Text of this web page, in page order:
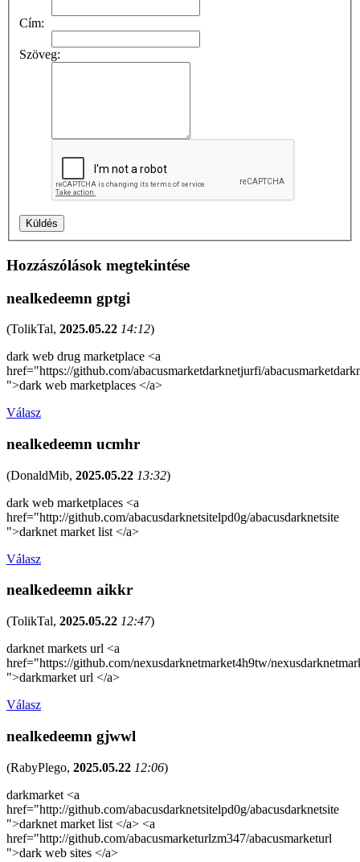
Cím:
Szöveg:
Hozzászólások megtekintése
nealkedeemn gptgi
(TolikTal, 2025.05.22 14:12)
dark web drug marketplace <a
href="https://github.com/abacusmarketdarknetjurfi/
">dark web marketplaces </a>
Válasz
nealkedeemn ucmhr
(DonaldMib, 2025.05.22 13:32)
dark web marketplaces <a
href="http://github.com/abacusdarknetsitelpd0g/abacusdarknetsite
">darknet market list </a>
Válasz
nealkedeemn aikkr
(TolikTal, 2025.05.22 12:47)
darknet markets url <a
href="https://github.com/nexusdarknetmarket4h9tw/
">darkmarket url </a>
Válasz
nealkedeemn gjwwl
(RabyPlego, 2025.05.22 12:06)
darkmarket <a
href="http://github.com/abacusdarknetsitelpd0g/abacusdarknetsite
">darknet market list </a> <a
href="http://github.com/abacusmarketurlzm347/abacusmarketurl
">dark web sites </a>